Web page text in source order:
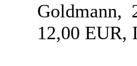
Goldmann,
12,00 EUR,